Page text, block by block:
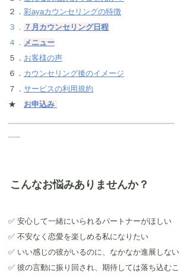
２． 彩ayaカウンセリングの特徴
３． ７月カウンセリング日程
４． メニュー
５． お客様の声
６． カウンセリング後のイメージ
７． サービスの利用規約
★ お申込み
こんなお悩みありませんか？
✅ 安心して一緒にいられるパートナーがほしい
✅ 不安なく恋愛を楽しめる私になりたい
✅ いい感じの彼がいるのに、なかなか進展しない
✅ 彼の言動に振り回され、期待しては落ち込むこ